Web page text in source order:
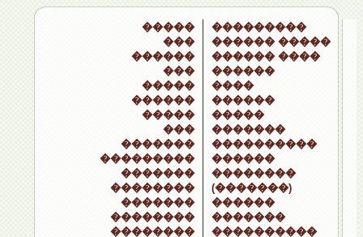
�����
���
������
���
�����
������
�����
���
�������
���������
�������
��������
�������
��������
��������
���������
������ �����
������ ����
������
����
������
�����
�������
����������
������
��������
(�������)
������
�������
����������